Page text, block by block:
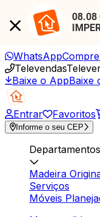
08.08
WhatsApp
Televendas
Baixe o AppBaixe
Entrar Favoritos
Informe o seu CEP
Departamentos
Madeira
Serviços
Móveis